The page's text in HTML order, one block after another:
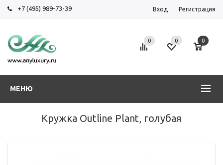
+7 (495) 989-73-39 Вход Регистрация
МЕНЮ
0 0 0
Кружка Outline Plant, голубая